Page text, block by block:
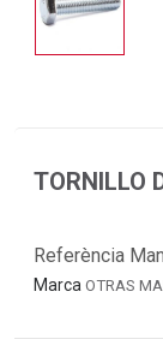
TORNILLO
Referència
Marca OTRAS